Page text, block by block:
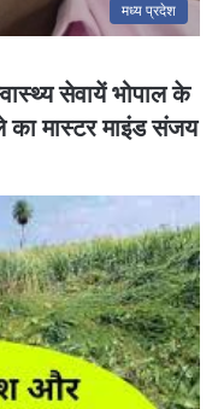
मध्य प्रदेश
सेवायें भोपाल के
का मास्टर माइंड संजय